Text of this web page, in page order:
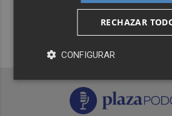
Siempre al día de las
¡Quiero
RECHAZAR
CONFIGURAR